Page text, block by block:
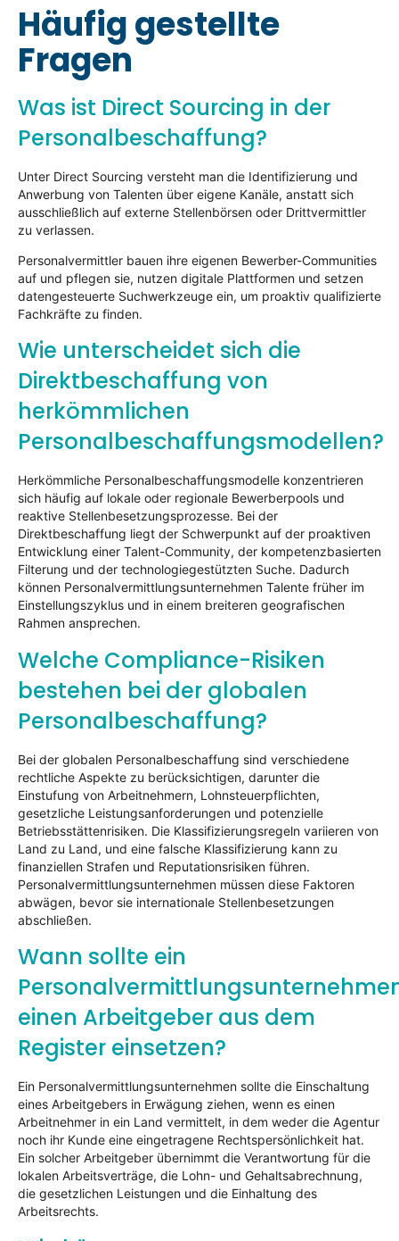
Häufig gestellte
Fragen
Was ist Direct Sourcing in der
Personalbeschaffung?
Unter Direct Sourcing versteht man die Identifizierung und
Anwerbung von Talenten über eigene Kanäle, anstatt sich
ausschließlich auf externe Stellenbörsen oder Drittvermittler
zu verlassen.
Personalvermittler bauen ihre eigenen Bewerber-Communities
auf und pflegen sie, nutzen digitale Plattformen und setzen
datengesteuerte Suchwerkzeuge ein, um proaktiv qualifizierte
Fachkräfte zu finden.
Wie unterscheidet sich die
Direktbeschaffung von
herkömmlichen
Personalbeschaffungsmodellen?
Herkömmliche Personalbeschaffungsmodelle konzentrieren
sich häufig auf lokale oder regionale Bewerberpools und
reaktive Stellenbesetzungsprozesse. Bei der
Direktbeschaffung liegt der Schwerpunkt auf der proaktiven
Entwicklung einer Talent-Community, der kompetenzbasierten
Filterung und der technologiegestützten Suche. Dadurch
können Personalvermittlungsunternehmen Talente früher im
Einstellungszyklus und in einem breiteren geografischen
Rahmen ansprechen.
Welche Compliance-Risiken
bestehen bei der globalen
Personalbeschaffung?
Bei der globalen Personalbeschaffung sind verschiedene
rechtliche Aspekte zu berücksichtigen, darunter die
Einstufung von Arbeitnehmern, Lohnsteuerpflichten,
gesetzliche Leistungsanforderungen und potenzielle
Betriebsstättenrisiken. Die Klassifizierungsregeln variieren von
Land zu Land, und eine falsche Klassifizierung kann zu
finanziellen Strafen und Reputationsrisiken führen.
Personalvermittlungsunternehmen müssen diese Faktoren
abwägen, bevor sie internationale Stellenbesetzungen
abschließen.
Wann sollte ein
einen Arbeitgeber aus dem
Register einsetzen?
Ein Personalvermittlungsunternehmen sollte die Einschaltung
eines Arbeitgebers in Erwägung ziehen, wenn es einen
Arbeitnehmer in ein Land vermittelt, in dem weder die Agentur
noch ihr Kunde eine eingetragene Rechtspersönlichkeit hat.
Ein solcher Arbeitgeber übernimmt die Verantwortung für die
lokalen Arbeitsverträge, die Lohn- und Gehaltsabrechnung,
die gesetzlichen Leistungen und die Einhaltung des
Arbeitsrechts.